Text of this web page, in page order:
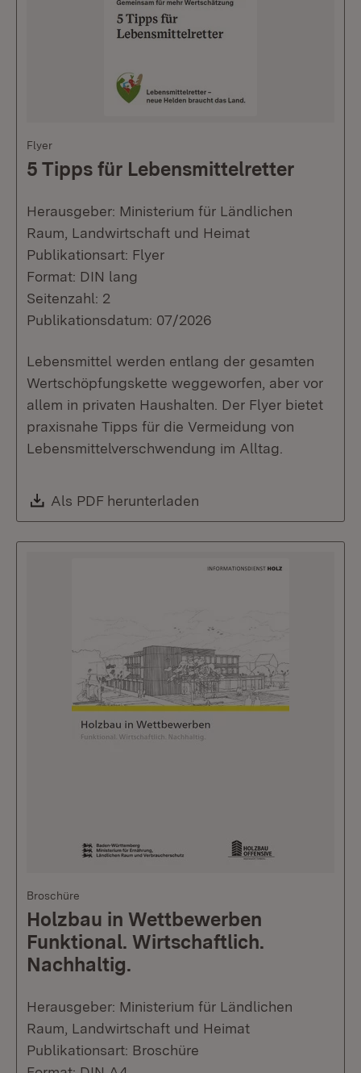
Flyer
5 Tipps für Lebensmittelretter
Herausgeber: Ministerium für Ländlichen
Raum, Landwirtschaft und Heimat
Publikationsart: Flyer
Format: DIN lang
Seitenzahl: 2
Publikationsdatum: 07/2026
Lebensmittel werden entlang der gesamten
Wertschöpfungskette weggeworfen, aber vor
allem in privaten Haushalten. Der Flyer bietet
praxisnahe Tipps für die Vermeidung von
Lebensmittelverschwendung im Alltag.
Download:
Als PDF herunterladen
Broschüre
Holzbau in Wettbewerben
Funktional. Wirtschaftlich.
Nachhaltig.
Herausgeber: Ministerium für Ländlichen
Raum, Landwirtschaft und Heimat
Publikationsart: Broschüre